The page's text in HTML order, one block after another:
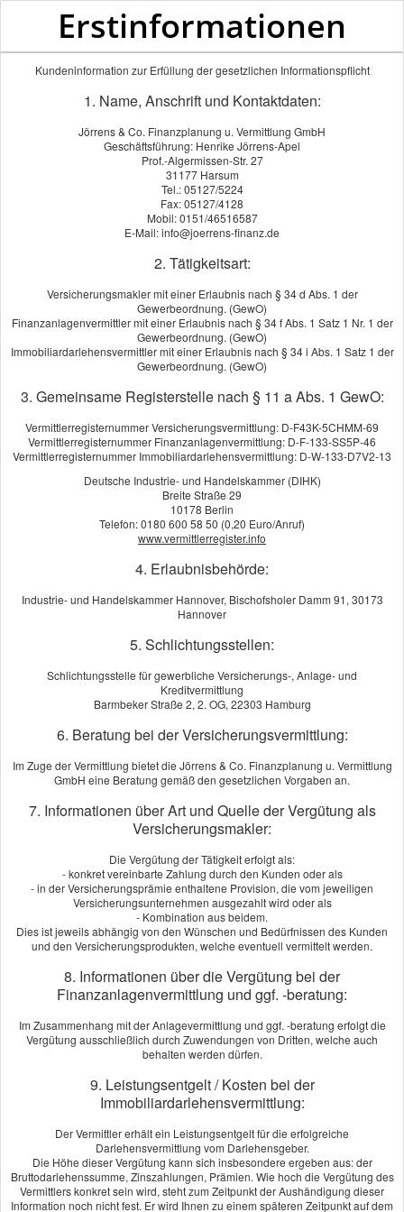
Motorrad
Mit Ihrem Bike erleben Sie die schönsten Touren. Wind um die
Nase und eine Freiheitsgefühl ohne Gleichen. Damit Sie das
unbeschwert genießen können, bieten wir Ihnen starke
Motorradversicherung und das zu besonders günstigen
Berechnen Sie jetzt Ihren Beitrag. Unser Angebot wird Sie
persönlich und individuell. Wir freuen uns auf Sie.
Beitrag berechnen!
Berechnen Sie in wenigen Schritten Ihren individuellen Tarif
Jetzt VHV-Beitrag berechnen!
Angebot und Vergleich zur Motorradversicherung
Wir erstellen Ihnen gerne ein Vergleichsangebot.
Erstinformationen
Kundeninformation zur Erfüllung der gesetzlichen Informationspflicht
1. Name, Anschrift und Kontaktdaten:
Jörrens & Co. Finanzplanung u. Vermittlung GmbH
Geschäftsführung: Henrike Jörrens-Apel
Prof.-Algermissen-Str. 27
31177 Harsum
Tel.: 05127/5224
Fax: 05127/4128
Mobil: 0151/46516587
E-Mail: info@joerrens-finanz.de
2. Tätigkeitsart:
Versicherungsmakler mit einer Erlaubnis nach § 34 d Abs. 1 der
Gewerbeordnung. (GewO)
Finanzanlagenvermittler mit einer Erlaubnis nach § 34 f Abs. 1 Satz 1 Nr. 1 der
Gewerbeordnung. (GewO)
Immobiliardarlehensvermittler mit einer Erlaubnis nach § 34 i Abs. 1 Satz 1 der
Gewerbeordnung. (GewO)
3. Gemeinsame Registerstelle nach § 11 a Abs. 1 GewO:
Vermittlerregisternummer Versicherungsvermittlung: D-F43K-5CHMM-69
Vermittlerregisternummer Finanzanlagenvermittlung: D-F-133-SS5P-46
Vermittlerregisternummer Immobiliardarlehensvermittlung: D-W-133-D7V2-13
Deutsche Industrie- und Handelskammer (DIHK)
Breite Straße 29
10178 Berlin
Telefon: 0180 600 58 50 (0,20 Euro/Anruf)
www.vermittlerregister.info
4. Erlaubnisbehörde:
Industrie- und Handelskammer Hannover, Bischofsholer Damm 91, 30173
Hannover
5. Schlichtungsstellen:
Schlichtungsstelle für gewerbliche Versicherungs-, Anlage- und
Kreditvermittlung
Barmbeker Straße 2, 2. OG, 22303 Hamburg
6. Beratung bei der Versicherungsvermittlung:
Im Zuge der Vermittlung bietet die Jörrens & Co. Finanzplanung u. Vermittlung
GmbH eine Beratung gemäß den gesetzlichen Vorgaben an.
7. Informationen über Art und Quelle der Vergütung als
Versicherungsmakler:
Die Vergütung der Tätigkeit erfolgt als:
- konkret vereinbarte Zahlung durch den Kunden oder als
- in der Versicherungsprämie enthaltene Provision, die vom jeweiligen
Versicherungsunternehmen ausgezahlt wird oder als
- Kombination aus beidem.
Dies ist jeweils abhängig von den Wünschen und Bedürfnissen des Kunden
und den Versicherungsprodukten, welche eventuell vermittelt werden.
8. Informationen über die Vergütung bei der
Finanzanlagenvermittlung und ggf. -beratung:
Im Zusammenhang mit der Anlagevermittlung und ggf. -beratung erfolgt die
Vergütung ausschließlich durch Zuwendungen von Dritten, welche auch
behalten werden dürfen.
9. Leistungsentgelt / Kosten bei der
Immobiliardarlehensvermittlung:
Der Vermittler erhält ein Leistungsentgelt für die erfolgreiche
Darlehensvermittlung vom Darlehensgeber.
Die Höhe dieser Vergütung kann sich insbesondere ergeben aus: der
Bruttodarlehenssumme, Zinszahlungen, Prämien. Wie hoch die Vergütung des
Vermittlers konkret sein wird, steht zum Zeitpunkt der Aushändigung dieser
Information noch nicht fest. Er wird Ihnen zu einem späteren Zeitpunkt auf dem